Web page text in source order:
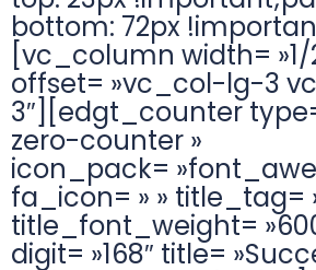
bottom: 72px
[vc_column width= »1/
offset= »vc_col-lg-3
3″][edgt_counter
zero-counter »
icon_pack=
fa_icon= » » title_tag=
title_font_weight=
digit= »168″ title=